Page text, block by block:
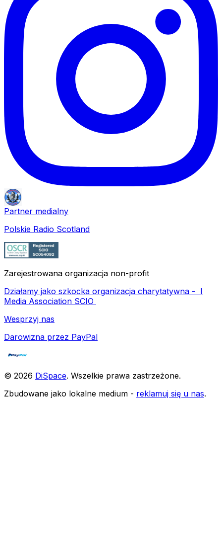
Partner medialny
Polskie Radio Scotland
Zarejestrowana organizacja non-profit
Działamy jako szkocka organizacja charytatywna - I
Media Association SCIO
Wesprzyj nas
Darowizna przez PayPal
© 2026 DiSpace. Wszelkie prawa zastrzeżone.
Zbudowane jako lokalne medium - reklamuj się u nas.